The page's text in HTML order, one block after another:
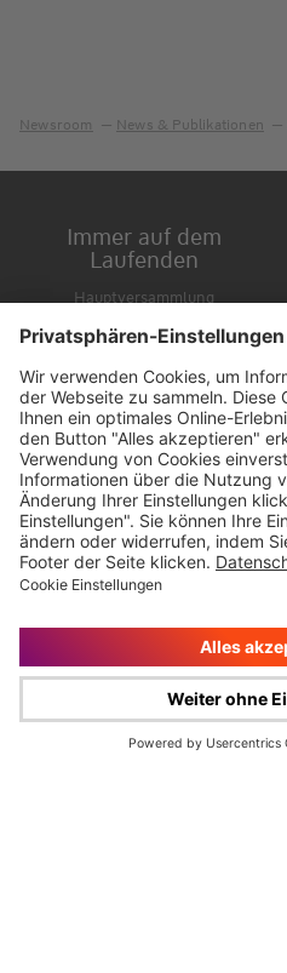
Newsroom News & Publikationen
Immer auf dem
Laufenden
Hauptversammlung
Finanzkalender
IR-Newsletter